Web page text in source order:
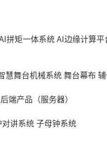
拼矩一体系统AI边缘计算平
慧舞台机械系统舞台幕布
端产品（服务器）
讲系统子母钟系统